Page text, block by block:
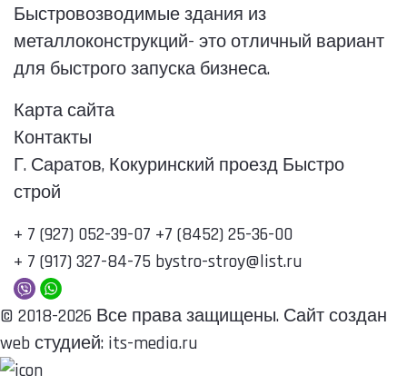
Быстровозводимые здания из
металлоконструкций- это отличный вариант
для быстрого запуска бизнеса.
Карта сайта
Контакты
Г. Саратов, Кокуринский проезд Быстро
строй
+ 7 (927) 052-39-07 +7 (8452) 25-36-00
+ 7 (917) 327-84-75 bystro-stroy@list.ru
© 2018-2026 Все права защищены. Сайт создан
web студией: its-media.ru